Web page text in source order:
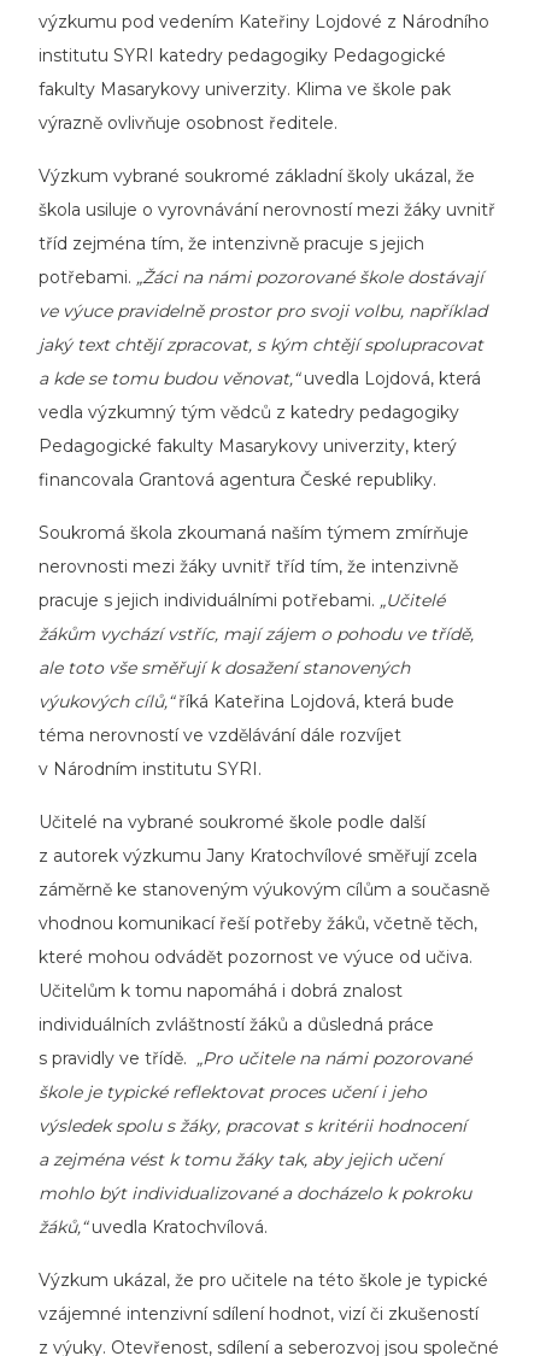
výzkumu pod vedením Kateřiny Lojdové z Národního
institutu SYRI katedry pedagogiky Pedagogické
fakulty Masarykovy univerzity. Klima ve škole pak
výrazně ovlivňuje osobnost ředitele.
Výzkum vybrané soukromé základní školy ukázal, že
škola usiluje o vyrovnávání nerovností mezi žáky uvnitř
tříd zejména tím, že intenzivně pracuje s jejich
potřebami. „Žáci na námi pozorované škole dostávají
ve výuce pravidelně prostor pro svoji volbu, například
jaký text chtějí zpracovat, s kým chtějí spolupracovat
a kde se tomu budou věnovat,“uvedla Lojdová, která
vedla výzkumný tým vědců z katedry pedagogiky
Pedagogické fakulty Masarykovy univerzity, který
financovala Grantová agentura České republiky.
Soukromá škola zkoumaná naším týmem zmírňuje
nerovnosti mezi žáky uvnitř tříd tím, že intenzivně
pracuje s jejich individuálními potřebami. „Učitelé
žákům vychází vstříc, mají zájem o pohodu ve třídě,
ale toto vše směřují k dosažení stanovených
výukových cílů,“říká Kateřina Lojdová, která bude
téma nerovností ve vzdělávání dále rozvíjet
v Národním institutu SYRI.
Učitelé na vybrané soukromé škole podle další
z autorek výzkumu Jany Kratochvílové směřují zcela
záměrně ke stanoveným výukovým cílům a současně
vhodnou komunikací řeší potřeby žáků, včetně těch,
které mohou odvádět pozornost ve výuce od učiva.
Učitelům k tomu napomáhá i dobrá znalost
individuálních zvláštností žáků a důsledná práce
s pravidly ve třídě. „Pro učitele na námi pozorované
škole je typické reflektovat proces učení i jeho
výsledek spolu s žáky, pracovat s kritérii hodnocení
a zejména vést k tomu žáky tak, aby jejich učení
mohlo být individualizované a docházelo k pokroku
žáků,“uvedla Kratochvílová.
Výzkum ukázal, že pro učitele na této škole je typické
vzájemné intenzivní sdílení hodnot, vizí či zkušeností
z výuky. Otevřenost, sdílení a seberozvoj jsou společné